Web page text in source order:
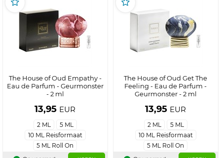
The House of Oud Empathy -
Eau de Parfum - Geurmonster
- 2 ml
13,95 EUR
2 ML
5 ML
10 ML Reisformaat
5 ML Roll On
The House of Oud Get The
Feeling - Eau de Parfum -
Geurmonster - 2 ml
13,95 EUR
2 ML
5 ML
10 ML Reisformaat
5 ML Roll On